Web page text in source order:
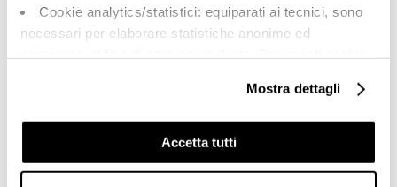
Cookie analytics/statistici: equiparati ai tecnici, sono
necessari per elaborare statistiche anonime ed
Cookie di profilazione/marketing: sono utilizzati, solo
previo tuo consenso, per esaminare le tue abitudini di
navigazione e mostrarti quindi avvisi pubblicitari mirati, in
linea con le tue preferenze.
Mostra dettagli
Accetta tutti
Share: